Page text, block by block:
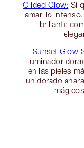
Gilded Glow: Si
amarillo
brillante
Sunset Glow
iluminador
en las pieles
un dorado